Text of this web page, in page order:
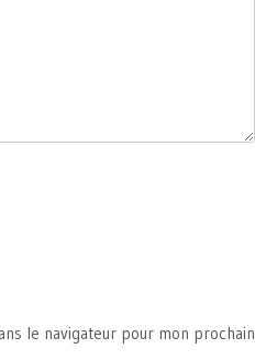
le navigateur pour mon prochain